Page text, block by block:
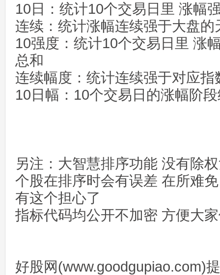
10日：统计10个交易日里 涨幅
连续：统计涨幅连续强于大盘的
10强度：统计10个交易日里 涨
总和
连续幅度：统计连续强于对应指
10日幅：10个交易日的涨幅阶
另注：大智慧排序功能 没有除
个股在排序时会有误差 在所难
有这个担心了
指标代码均公开不加密 方便大
好股网(www.goodgupiao.com)